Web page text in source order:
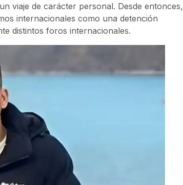
viaje de carácter personal. Desde entonces,
internacionales como una detención
distintos foros internacionales.